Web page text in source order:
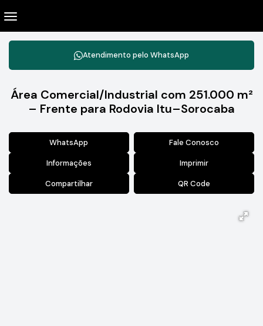
Atendimento pelo WhatsApp
Área Comercial/Industrial com 251.000 m²
– Frente para Rodovia Itu–Sorocaba
WhatsApp Fale Conosco
Informações Imprimir
Compartilhar QR Code